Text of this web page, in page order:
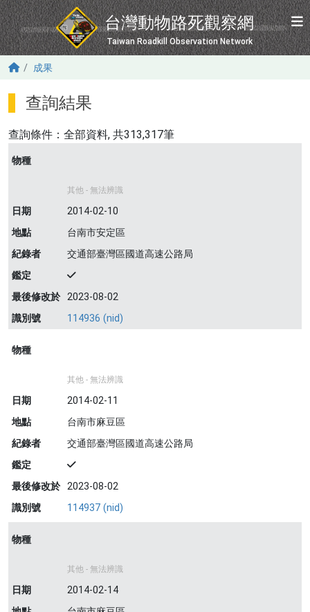
移至主內容
台灣動物路死觀察網
Taiwan Roadkill Observation Network
成果
查詢結果
查詢條件： 全部資料, 共313,317筆
物種
其他 - 無法辨識
日期
2014-02-10
地點
台南市安定區
紀錄者
交通部臺灣區國道高速公路局
鑑定
最後修改於 2023-08-02
識別號
114936 (nid)
物種
其他 - 無法辨識
日期
2014-02-11
地點
台南市麻豆區
紀錄者
交通部臺灣區國道高速公路局
鑑定
最後修改於 2023-08-02
識別號
114937 (nid)
物種
其他 - 無法辨識
日期
2014-02-14